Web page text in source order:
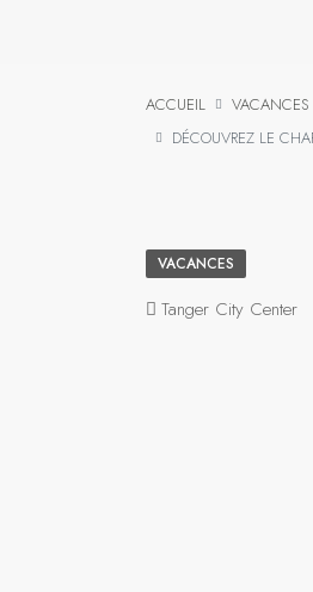
ACCUEIL VACANCES
DÉCOUVREZ LE
VACANCES
Tanger City Center